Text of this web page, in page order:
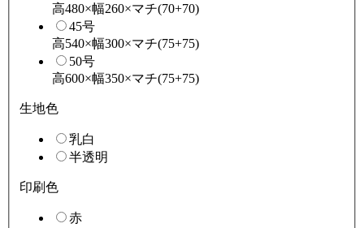
高480×幅260×マチ(70+70)
45号
高540×幅300×マチ(75+75)
50号
高600×幅350×マチ(75+75)
生地色
乳白
半透明
印刷色
赤